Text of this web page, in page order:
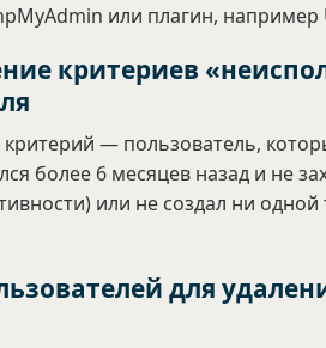
или плагин,
критериев
— пользователь,
более 6 месяцев назад и не
или не создал ни
для